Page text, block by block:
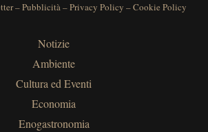
–Pubblicità–Privacy Policy –Cookie Policy
Notizie
Ambiente
Cultura ed Eventi
Economia
Enogastronomia